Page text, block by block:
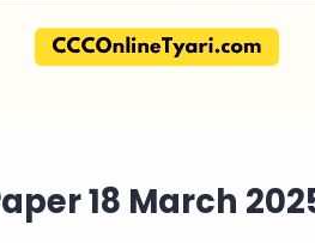
18 March